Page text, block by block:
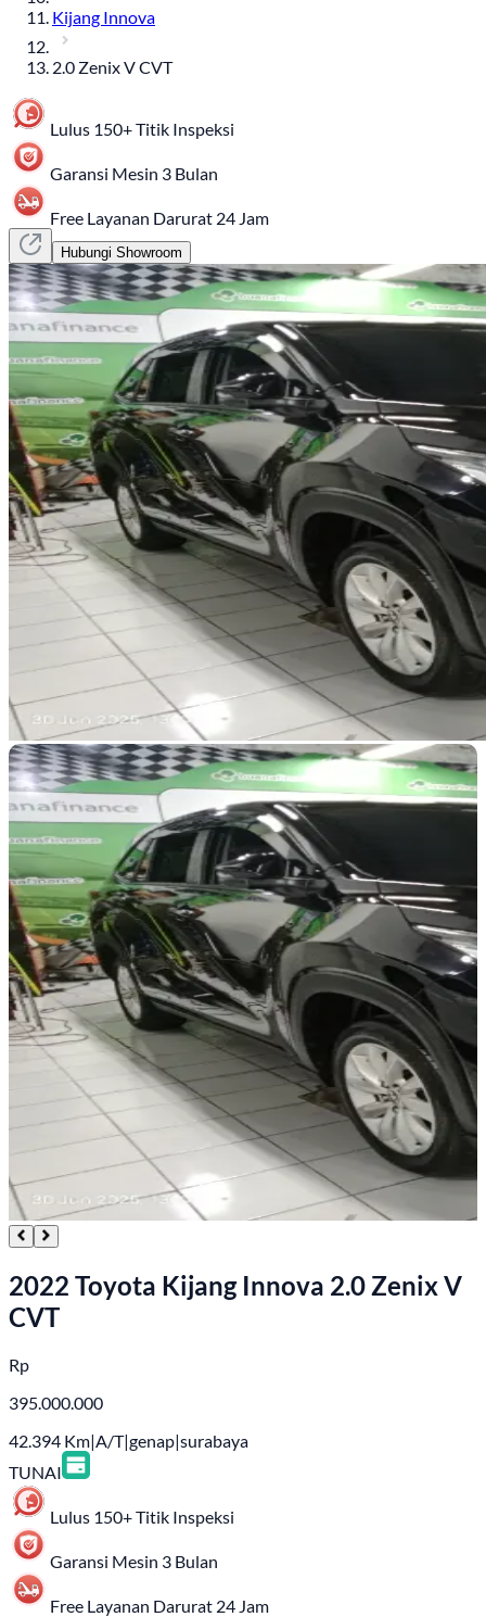
Kijang Innova
2.0 Zenix V CVT
Lulus 150+ Titik Inspeksi
Garansi Mesin 3 Bulan
Free Layanan Darurat 24 Jam
Hubungi Showroom
2022 Toyota Kijang Innova 2.0 Zenix V
CVT
Rp
395.000.000
42.394 Km|A/T|genap|surabaya
TUNAI
Lulus 150+ Titik Inspeksi
Garansi Mesin 3 Bulan
Free Layanan Darurat 24 Jam